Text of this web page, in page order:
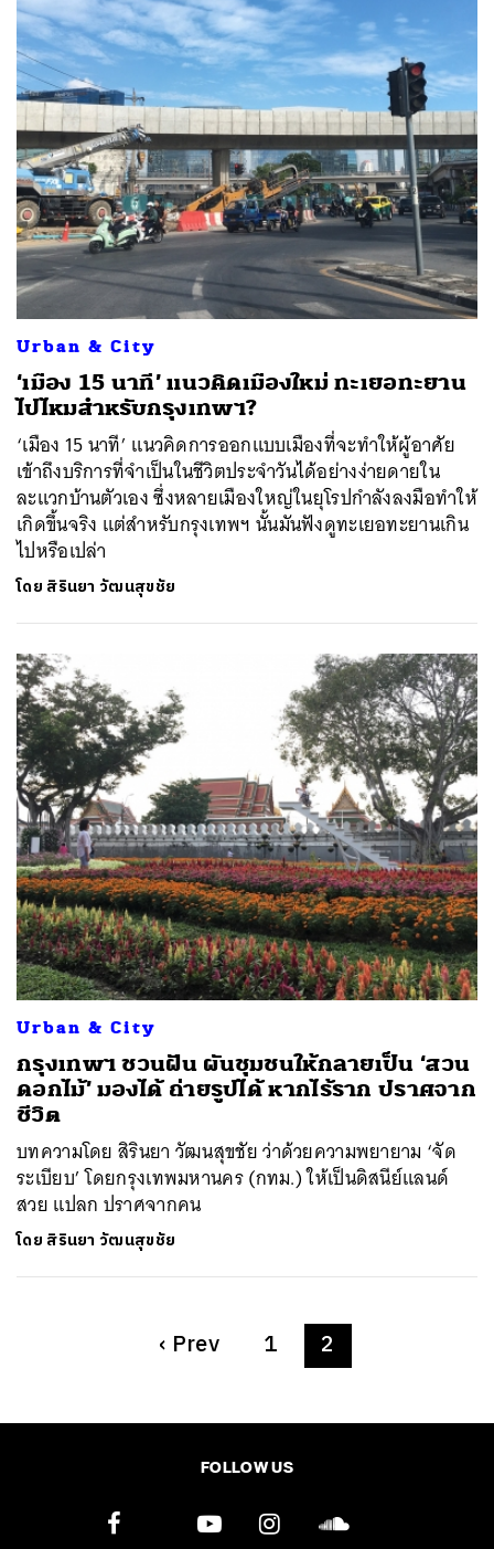
Urban & City
‘เมือง 15 นาที’ แนวคิดเมืองใหม่ ทะเยอทะยาน
ไปไหมสำหรับกรุงเทพฯ?
‘เมือง 15 นาที’ แนวคิดการออกแบบเมืองที่จะทำให้ผู้อาศัย
เข้าถึงบริการที่จำเป็นในชีวิตประจำวันได้อย่างง่ายดายใน
ละแวกบ้านตัวเอง ซึ่งหลายเมืองใหญ่ในยุโรปกำลังลงมือทำให้
เกิดขึ้นจริง แต่สำหรับกรุงเทพฯ นั้นมันฟังดูทะเยอทะยานเกิน
ไปหรือเปล่า
โดย สิรินยา วัฒนสุขชัย
Urban & City
กรุงเทพฯ ชวนฝัน ผันชุมชนให้กลายเป็น ‘สวน
ดอกไม้’ มองได้ ถ่ายรูปได้ หากไร้ราก ปราศจาก
ชีวิต
บทความโดย สิรินยา วัฒนสุขชัย ว่าด้วยความพยายาม ‘จัด
ระเบียบ’ โดยกรุงเทพมหานคร (กทม.) ให้เป็นดิสนีย์แลนด์
สวย แปลก ปราศจากคน
โดย สิรินยา วัฒนสุขชัย
‹ Prev 1 2
FOLLOW US
ค้นหา
SHARE